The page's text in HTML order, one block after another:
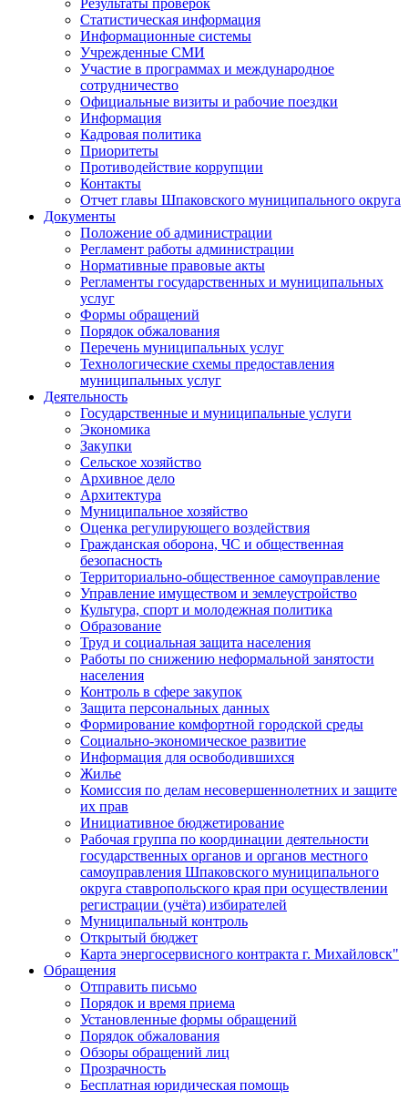
Результаты проверок
Статистическая информация
Информационные системы
Учрежденные СМИ
Участие в программах и международное
сотрудничество
Официальные визиты и рабочие поездки
Информация
Кадровая политика
Приоритеты
Противодействие коррупции
Контакты
Отчет главы Шпаковского муниципального округа
Документы
Положение об администрации
Регламент работы администрации
Нормативные правовые акты
Регламенты государственных и муниципальных
услуг
Формы обращений
Порядок обжалования
Перечень муниципальных услуг
Технологические схемы предоставления
муниципальных услуг
Деятельность
Государственные и муниципальные услуги
Экономика
Закупки
Сельское хозяйство
Архивное дело
Архитектура
Муниципальное хозяйство
Оценка регулирующего воздействия
Гражданская оборона, ЧС и общественная
безопасность
Территориально-общественное самоуправление
Управление имуществом и землеустройство
Культура, спорт и молодежная политика
Образование
Труд и социальная защита населения
Работы по снижению неформальной занятости
населения
Контроль в сфере закупок
Защита персональных данных
Формирование комфортной городской среды
Социально-экономическое развитие
Информация для освободившихся
Жилье
Комиссия по делам несовершеннолетних и защите
их прав
Инициативное бюджетирование
Рабочая группа по координации деятельности
государственных органов и органов местного
самоуправления Шпаковского муниципального
округа ставропольского края при осуществлении
регистрации (учёта) избирателей
Муниципальный контроль
Открытый бюджет
Карта энергосервисного контракта г. Михайловск"
Обращения
Отправить письмо
Порядок и время приема
Установленные формы обращений
Порядок обжалования
Обзоры обращений лиц
Прозрачность
Бесплатная юридическая помощь